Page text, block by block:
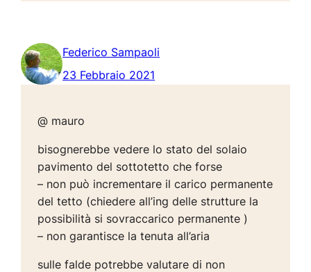
Federico Sampaoli
23 Febbraio 2021
@ mauro
bisognerebbe vedere lo stato del solaio
pavimento del sottotetto che forse
– non può incrementare il carico permanente
del tetto (chiedere all’ing delle strutture la
possibilità si sovraccarico permanente )
– non garantisce la tenuta all’aria
sulle falde potrebbe valutare di non